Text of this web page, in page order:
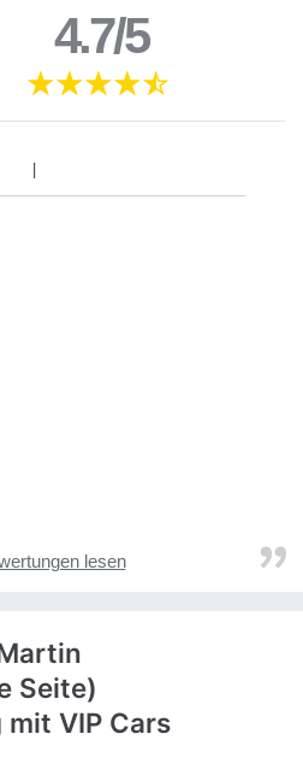
4.7/5
lesen
Seite)
VIP Cars